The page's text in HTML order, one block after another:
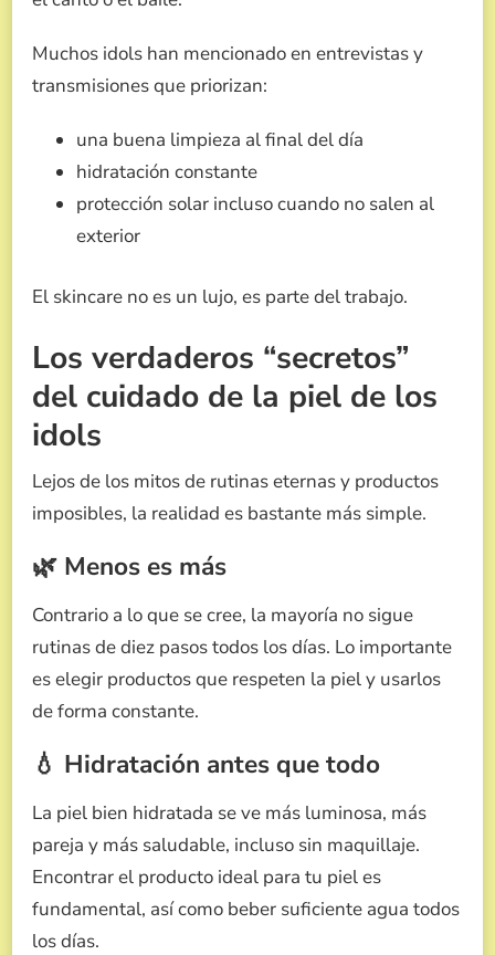
Muchos idols han mencionado en entrevistas y
transmisiones que priorizan:
una buena limpieza al final del día
hidratación constante
protección solar incluso cuando no salen al
exterior
El skincare no es un lujo, es parte del trabajo.
Los verdaderos “secretos”
del cuidado de la piel de los
idols
Lejos de los mitos de rutinas eternas y productos
imposibles, la realidad es bastante más simple.
🌿 Menos es más
Contrario a lo que se cree, la mayoría no sigue
rutinas de diez pasos todos los días. Lo importante
es elegir productos que respeten la piel y usarlos
de forma constante.
💧 Hidratación antes que todo
La piel bien hidratada se ve más luminosa, más
pareja y más saludable, incluso sin maquillaje.
Encontrar el producto ideal para tu piel es
fundamental, así como beber suficiente agua todos
los días.